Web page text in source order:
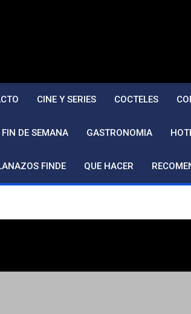
CINE Y SERIES COCTELES
FIN DE SEMANA GASTRONOMIA
FINDE QUE HACER